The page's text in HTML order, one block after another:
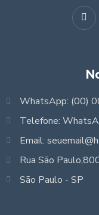
WhatsApp: (00)
Telefone:
Email:
Rua São
São Paulo - SP